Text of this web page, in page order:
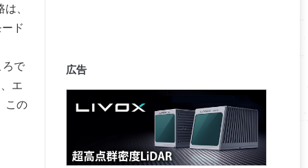
、
ド
ろで
エ
この
広告